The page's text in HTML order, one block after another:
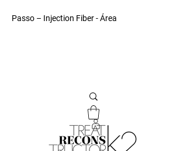
Passo – Injection Fiber - Área